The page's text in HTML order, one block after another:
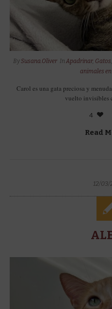
By Susana.Oliver In Apadrinar, Gatos,
animales
Carol es una gata preciosa y
vuelto invisibles
4
Read
12/03/